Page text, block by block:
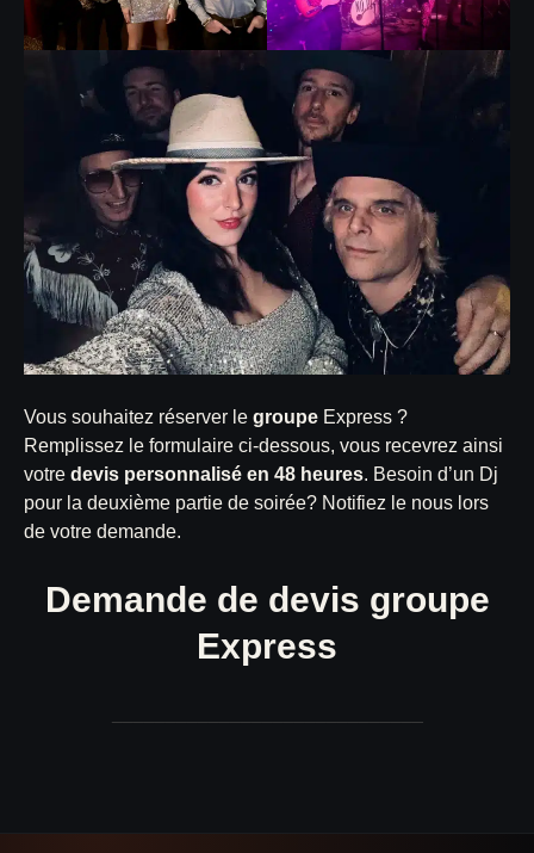
Vous souhaitez réserver le groupe Express ?
Remplissez le formulaire ci-dessous, vous recevrez ainsi
votre devis personnalisé en 48 heures. Besoin d’un Dj
pour la deuxième partie de soirée? Notifiez le nous lors
de votre demande.
Demande de devis groupe
Express